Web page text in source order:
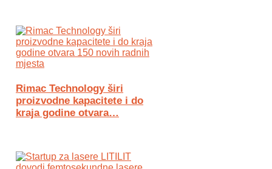
Rimac Technology širi
proizvodne kapacitete i do
kraja godine otvara…